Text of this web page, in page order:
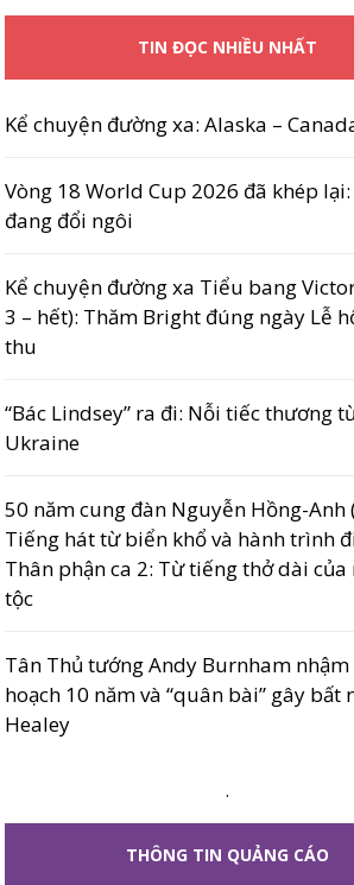
TIN ĐỌC NHIỀU NHẤT
Kể chuyện đường xa: Alaska –
Vòng 18 World Cup 2026 đã khép
đang đổi ngôi
Kể chuyện đường xa Tiểu bang
3 – hết): Thăm Bright đúng ngày Lễ
thu
“Bác Lindsey” ra đi: Nỗi tiếc thương
Ukraine
50 năm cung đàn Nguyễn Hồng-Anh
Tiếng hát từ biển khổ và hành trình
Thân phận ca 2: Từ tiếng thở dài
tộc
Tân Thủ tướng Andy Burnham nhậm
hoạch 10 năm và “quân bài” gây bất
Healey
.
THÔNG TIN QUẢNG CÁO